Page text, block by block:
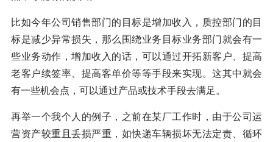
比如今年公司销售部门的目标是增加收入，质控部门的目
标是减少异常损失，那么围绕业务目标业务部门就会有一
些业务动作，增加收入的话，可以通过开拓新客户、提高
老客户续签率、提高客单价等等手段来实现。这其中就会
有一些机会点，可以通过产品或技术手段去满足。
再举一个我个人的例子，之前在某厂工作时，由于公司运
营资产较重且丢损严重，如快递车辆损坏无法定责、循环